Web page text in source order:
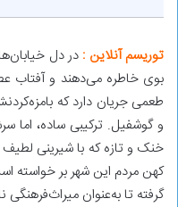
توریسم آنلاین : در دل
بوی خاطره می‌دهند و آفتاب
طعمی جریان دارد که
و گوشفیل. ترکیبی ساده،
خنک و تازه که با شیرینی
کهن مردم این شهر بر خواسته
گرفته تا به‌عنوان